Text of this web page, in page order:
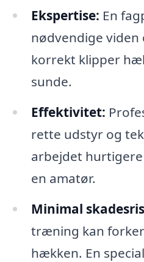
Ekspertise: En
nødvendige
korrekt klipper
sunde.
Effektivitet:
rette udstyr og
arbejdet
en amatør.
Minimal
træning kan
hækken. En